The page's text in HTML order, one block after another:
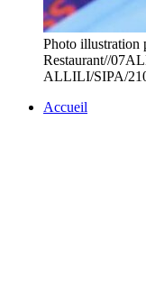
Photo illustration
Restaurant//
ALLILI/SIPA/
Accueil